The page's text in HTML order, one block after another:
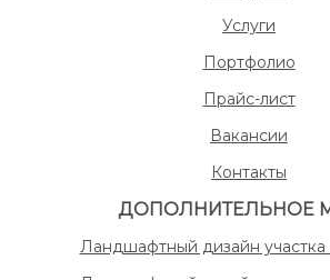
Услуги
Портфолио
Прайс-лист
Вакансии
Контакты
ДОПОЛНИТЕЛЬНОЕ
Ландшафтный дизайн участка